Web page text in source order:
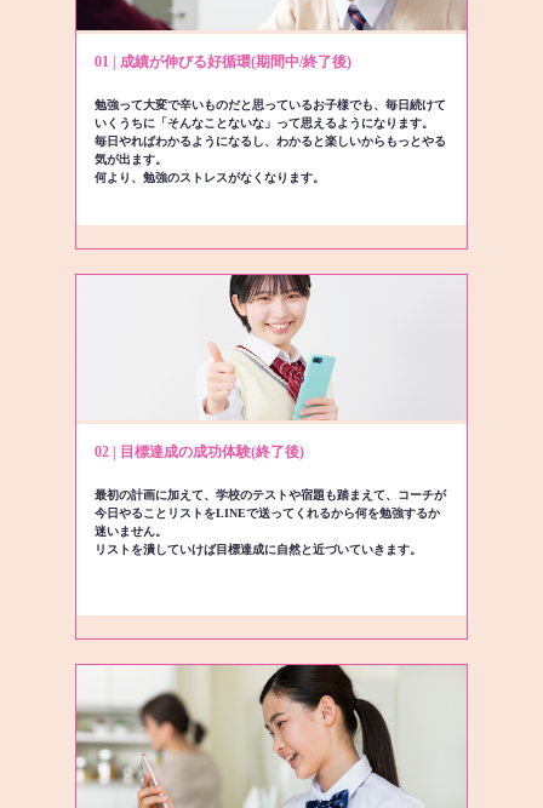
01 | 成績が伸びる好循環(期間中/終了後)
勉強って大変で辛いものだと思っているお子様でも、毎日続けて
いくうちに「そんなことないな」って思えるようになります。
毎日やればわかるようになるし、わかると楽しいからもっとやる
気が出ます。
何より、勉強のストレスがなくなります。
02 | 目標達成の成功体験(終了後)
最初の計画に加えて、学校のテストや宿題も踏まえて、コーチが
今日やることリストをLINEで送ってくれるから何を勉強するか
迷いません。
リストを潰していけば目標達成に自然と近づいていきます。